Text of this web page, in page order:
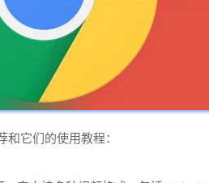
它们的使用教程：